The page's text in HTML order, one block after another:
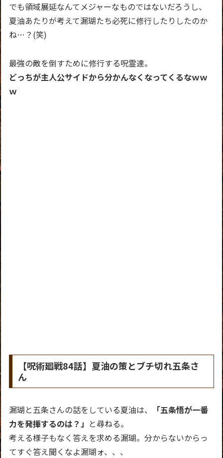
でも領域展延なんてメジャーなものではないだろうし、
夏油あたりが考えて漏瑚たち必死に修行したりしたのか
ね…？(笑)
最強の敵を倒すために修行する呪霊達。
どっちが主人公サイドから分かんなくなってくるなｗｗ
ｗ
【呪術廻戦84話】夏油の策とブチ切れ五条さ
ん
漏瑚と五条さんの話をしている夏油は、
「五条悟が一番
力を発揮するのは？」 と尋ねる。
考える様子もなく答えを求める漏瑚。分からないからっ
てすぐ答え聞くなよ漏瑚ォ、、、